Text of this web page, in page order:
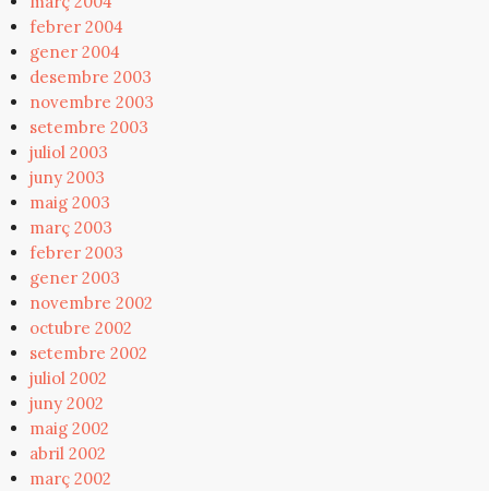
febrer 2004
gener 2004
desembre 2003
novembre 2003
setembre 2003
juliol 2003
juny 2003
maig 2003
març 2003
febrer 2003
gener 2003
novembre 2002
octubre 2002
setembre 2002
juliol 2002
juny 2002
maig 2002
abril 2002
març 2002